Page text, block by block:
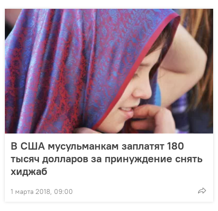
В США мусульманкам заплатят 180
тысяч долларов за принуждение снять
хиджаб
1 марта 2018, 09:00